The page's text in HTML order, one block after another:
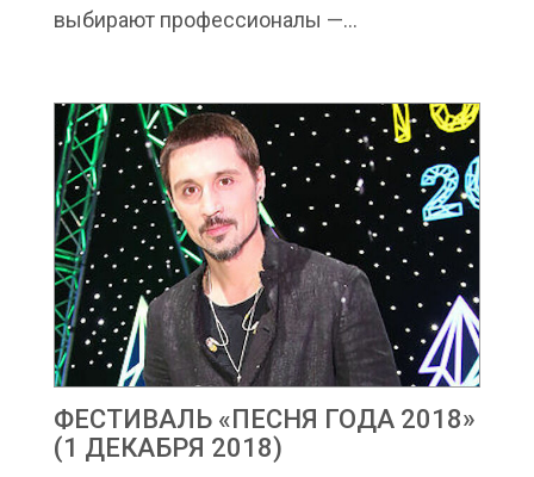
выбирают профессионалы —...
ФЕСТИВАЛЬ «ПЕСНЯ ГОДА 2018»
(1 ДЕКАБРЯ 2018)